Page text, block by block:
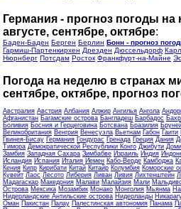
Германия - прогноз погоды
августе, сентябре, октябре:
Баден-Баден Берген Берлин Бонн - прогноз
Гармиш-Партенкирхен Дрезден Дюссельдорф
Нюрнберг Потсдам Росток Франкфурт-на-Майне
Погода на неделю в странах
сентябре, октябре, прогноз
Австралия Австрия Албания Алжир Ангилья Ангола
Афганистан Багамские острова Бангладеш Барбадос
Боливия Босния и Герцеговина Ботсвана Бразилия
Великобритания Венгрия Венесуэла Вьетнам Габон Гаити
Гвинея-Бисау Германия Гондурас Гренада Греция Дания
Тимора Демократической Республики Конго Джибути
Замбия Западная Сахара Зимбабве Израиль Индия
Исландия Испания Италия Йемен Кабо-Верде Камбоджа
Кения Кипр Кирибати Китай Китайр Колумбия Коморские
Кувейт Лаос Лесото Либерия Ливан Ливия Лихтенштейн
Мадагаскар Македония Малави Малайзия Мали
Острова Мексика Мозамбик Монако Монголия Мьянма
Нидерландские Антильские острова Нидерланды
Оман Пакистан Палау Палестинская автономия Панама